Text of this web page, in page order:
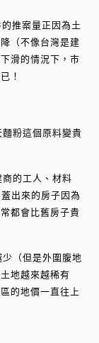
推案量正因為土
（不像台灣是建
滑的情況下，市
！
粉這個原料變貴
的工人、材料
出來的房子因為
都會比舊房子貴
（但是外圍腹地
地越來越稀有
的地價一直往上